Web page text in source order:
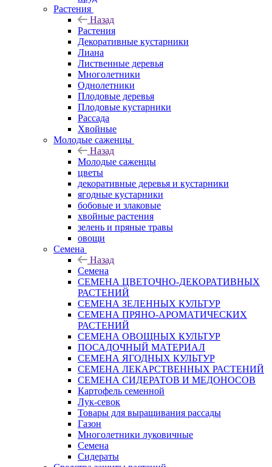
Растения
Назад
Растения
Декоративные кустарники
Лиана
Лиственные деревья
Многолетники
Однолетники
Плодовые деревья
Плодовые кустарники
Рассада
Хвойные
Молодые саженцы
Назад
Молодые саженцы
цветы
декоративные деревья и кустарники
ягодные кустарники
бобовые и злаковые
хвойные растения
зелень и пряные травы
овощи
Семена
Назад
Семена
СЕМЕНА ЦВЕТОЧНО-ДЕКОРАТИВНЫХ
РАСТЕНИЙ
СЕМЕНА ЗЕЛЕННЫХ КУЛЬТУР
СЕМЕНА ПРЯНО-АРОМАТИЧЕСКИХ
РАСТЕНИЙ
СЕМЕНА ОВОЩНЫХ КУЛЬТУР
ПОСАДОЧНЫЙ МАТЕРИАЛ
СЕМЕНА ЯГОДНЫХ КУЛЬТУР
СЕМЕНА ЛЕКАРСТВЕННЫХ РАСТЕНИЙ
СЕМЕНА СИДЕРАТОВ И МЕДОНОСОВ
Картофель семенной
Лук-севок
Товары для выращивания рассады
Газон
Многолетники луковичные
Семена
Сидераты